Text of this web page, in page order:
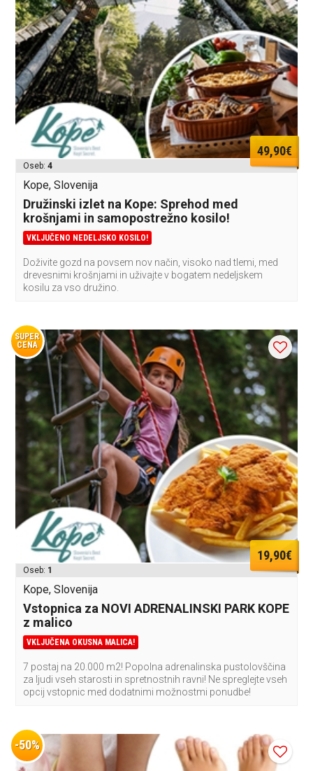
49,90€
Oseb:4
Kope, Slovenija
Družinski izlet na Kope: Sprehod med
krošnjami in samopostrežno kosilo!
VKLJUČENO NEDELJSKO KOSILO!
Doživite gozd na povsem nov način, visoko nad tlemi, med
drevesnimi krošnjami in uživajte v bogatem nedeljskem
kosilu za vso družino.
SUPER
CENA
19,90€
Oseb: 1
Kope, Slovenija
Vstopnica za NOVI ADRENALINSKI PARK KOPE
z malico
VKLJUČENA OKUSNA MALICA!
7 postaj na 20.000 m2! Popolna adrenalinska pustolovščina
za ljudi vseh starosti in spretnostnih ravni! Ne spreglejte vseh
opcij vstopnic med dodatnimi možnostmi ponudbe!
-50%